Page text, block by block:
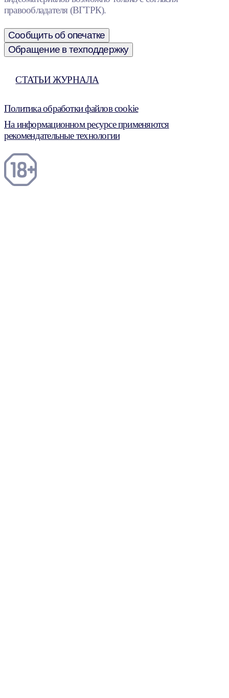
правообладателя (ВГТРК).
Сообщить об опечатке
Обращение в техподдержку
СТАТЬИ ЖУРНАЛА
Политика обработки файлов cookie
На информационном ресурсе применяются
рекомендательные технологии